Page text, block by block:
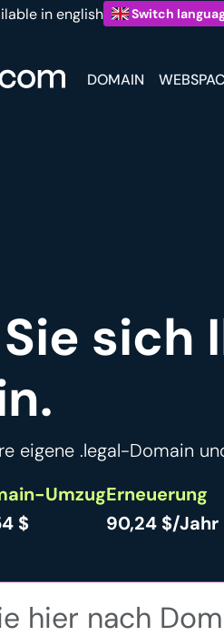
in english Switch
DOMAIN
sich
eigene .legal-Domain
Umzug
$
Erneuerung
90,24 $/Jahr